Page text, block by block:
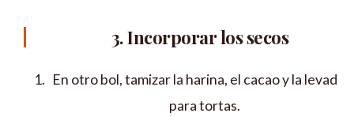
3. Incorporar los secos
En otro bol, tamizar la harina, el cacao y la
para tortas.